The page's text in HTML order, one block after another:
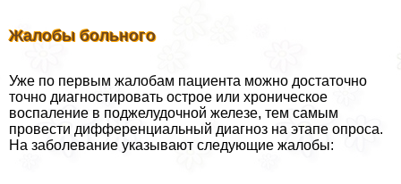
Жалобы больного
Уже по первым жалобам пациента можно достаточно
точно диагностировать острое или хроническое
воспаление в поджелудочной железе, тем самым
провести дифференциальный диагноз на этапе опроса.
На заболевание указывают следующие жалобы: